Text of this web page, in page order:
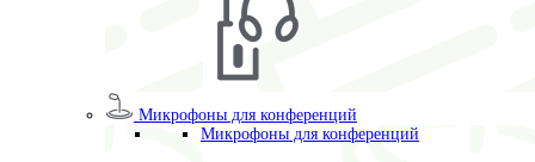
Микрофоны для конференций
Микрофоны для конференций